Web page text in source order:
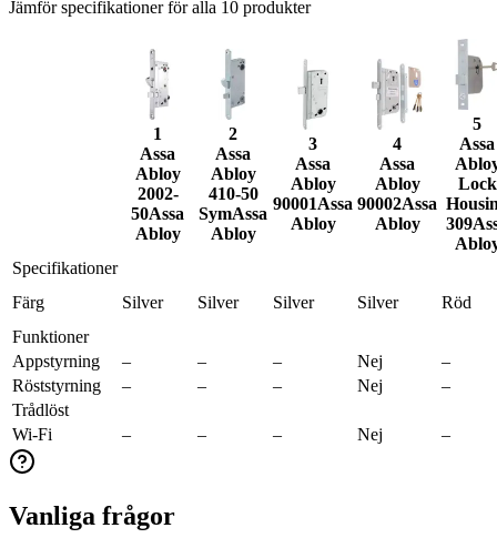
Jämför specifikationer för alla 10 produkter
1
Assa
Abloy
2002-
50Assa
Abloy
2
Assa
Abloy
410-50
SymAssa
Abloy
3
Assa
Abloy
90001Assa
Abloy
4
Assa
Abloy
90002Assa
Abloy
5
Assa
Lock
309
Specifikationer
Färg
Silver Silver Silver Silver
Röd
Funktioner
Appstyrning
– – – Nej
–
Röststyrning
– – – Nej
–
Trådlöst
Wi-Fi
– – – Nej –
Vanliga frågor